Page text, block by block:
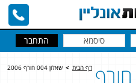
דף הבית > שאלון 004 חורף 2006
חורף